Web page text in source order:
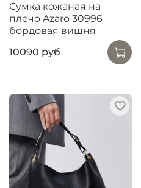
Сумка кожаная на
плечо Azaro 30996
бордовая вишня
10090 руб